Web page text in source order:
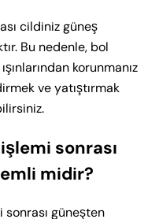
cildiniz güneş
Bu nedenle, bol
korunmanız
ve yatıştırmak
sonrası
midir?
güneşten